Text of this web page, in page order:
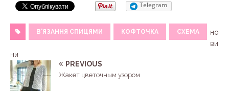
Telegram
В'ЯЗАННЯ СПИЦЯМИ КОФТОЧКА СХЕМА
но
ви
ни
PREVIOUS
Жакет цветочным узором